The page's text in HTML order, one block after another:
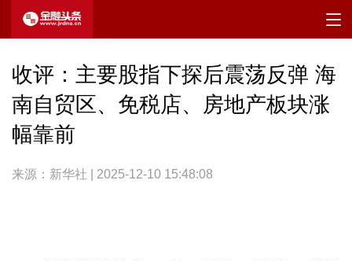
收评：主要股指下探后震荡反弹 海
南自贸区、免税店、房地产板块涨
幅靠前
来源：新华社 | 2025-12-10 15:48:08